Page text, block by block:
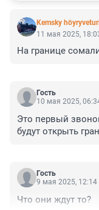
Kemsky
11 мая 2025,
На границе
Гость
10 мая 2025,
Это первый
будут открыть
Гость
9 мая 2025, 12:14
Что они ждут то?